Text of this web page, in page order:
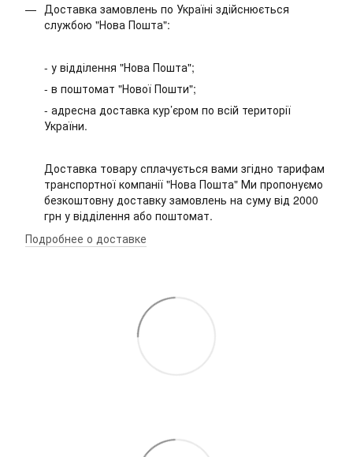
Доставка замовлень по Україні здійснюється
службою "Нова Пошта":
- у відділення "Нова Пошта";
- в поштомат "Нової Пошти";
- адресна доставка кур’єром по всій території
України.
Доставка товару сплачується вами згідно тарифам
транспортної компанії "Нова Пошта" Ми пропонуємо
безкоштовну доставку замовлень на суму від 2000
грн у відділення або поштомат.
Подробнее о доставке